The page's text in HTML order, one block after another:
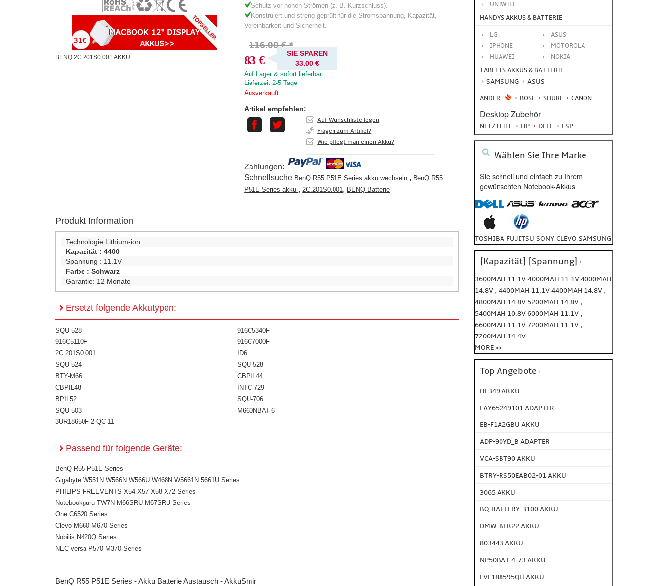
BENQ 2C.201S0.001 AKKU
Schutz vor hohen Strömen (z. B. Kurzschluss).
Konstruiert und streng geprüft für die Stromspannung, Kapazität,
Vereinbarkeit und Sicherheit.
116.00 € *
83 €
SIE SPAREN
33.00 €
Auf Lager & sofort lieferbar
Lieferzeit 2-5 Tage
Ausverkauft
Artikel empfehlen:
Auf Wunschliste legen
Fragen zum Artikel?
Wie pflegt man einen Akku?
Zahlungen:
Schnellsuche BenQ R55 P51E Series akku wechseln , BenQ R55
P51E Series akku , 2C.201S0.001, BENQ Batterie
Produkt Information
Technologie:Lithium-ion
Kapazität :4400
Spannung : 11.1V
Farbe :Schwarz
Garantie: 12 Monate
Ersetzt folgende Akkutypen:
SQU-528
916C5340F
916C5110F
916C7000F
2C.201S0.001
ID6
SQU-524
SQU-528
BTY-M66
CBPIL44
CBPIL48
INTC-729
BPIL52
SQU-706
SQU-503
M660NBAT-6
3UR18650F-2-QC-11
Passend für folgende Geräte:
BenQ R55 P51E Series
Gigabyte W551N W566N W566U W468N W5661N 5661U Series
PHILIPS FREEVENTS X54 X57 X58 X72 Series
Notebookguru TW7N M66SRU M67SRU Series
One C6520 Series
Clevo M660 M670 Series
Nobilis N420Q Series
NEC versa P570 M370 Series
BenQ R55 P51E Series - Akku Batterie Austausch - AkkuSmir
UNIWILL
HANDYS AKKUS & BATTERIE
LG
ASUS
IPHONE
MOTOROLA
HUAWEI
NOKIA
TABLETS AKKUS & BATTERIE
SAMSUNG ASUS
ANDERE BOSE SHURE CANON
Desktop Zubehör
NETZTEILE HP DELL FSP
Wählen Sie Ihre Marke
Sie schnell und einfach zu Ihrem
gewünschten Notebook-Akkus
TOSHIBA FUJITSU SONY CLEVO SAMSUNG
[Kapazität] [Spannung]
3600MAH 11.1V 4000MAH 11.1V4000MAH
14.8V , 4400MAH 11.1V4400MAH 14.8V ,
4800MAH 14.8V 5200MAH 14.8V ,
5400MAH 10.8V6000MAH 11.1V ,
6600MAH 11.1V7200MAH 11.1V ,
7200MAH 14.4V
MORE >>
Top Angebote
HE349 AKKU
EAY65249101 ADAPTER
EB-F1A2GBU AKKU
ADP-90YD_B ADAPTER
VCA-SBT90 AKKU
BTRY-RS50EAB02-01 AKKU
3065 AKKU
BQ-BATTERY-3100 AKKU
DMW-BLK22 AKKU
803443 AKKU
NP50BAT-4-73 AKKU
EVE188595QH AKKU